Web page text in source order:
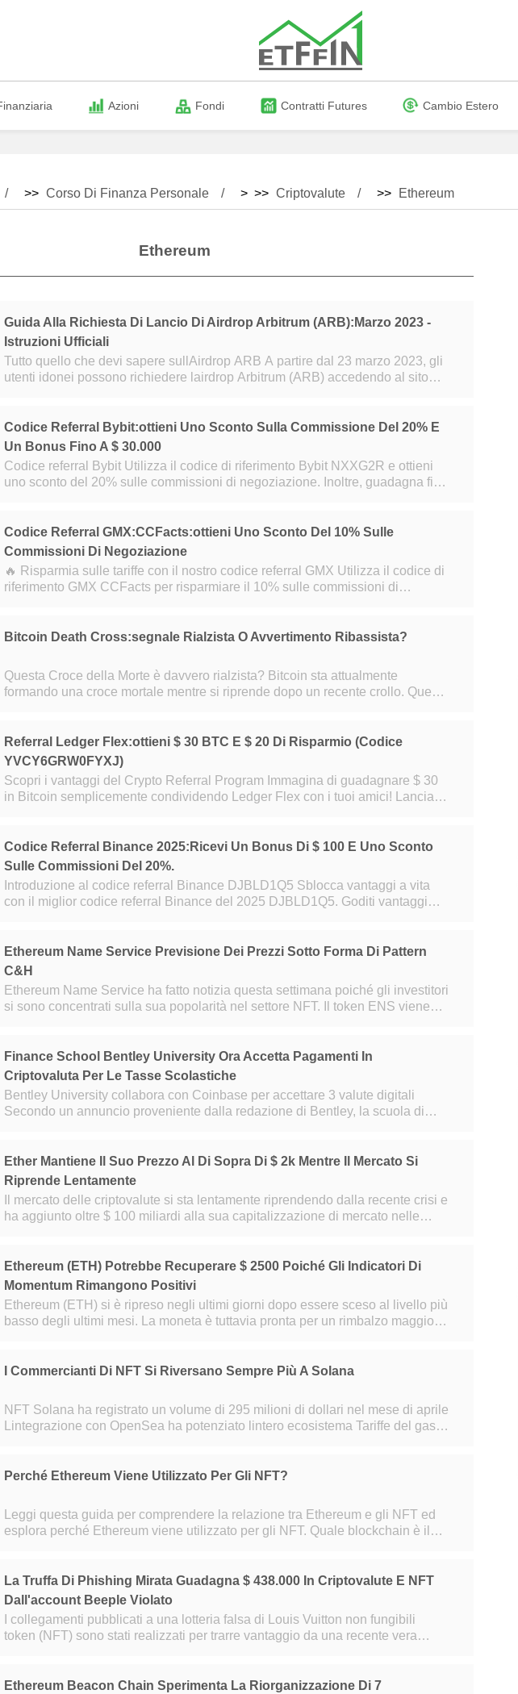
Azioni Fondi Contratti Futures Cambio Estero
>> Corso Di Finanza Personale > >> Criptovalute >> Ethereum
Ethereum
Guida Alla Richiesta Di Lancio Di Airdrop Arbitrum (ARB):marzo 2023 -
Istruzioni Ufficiali
Tutto quello che devi sapere sullAirdrop ARB A partire dal 23 marzo 2023, gli
utenti idonei possono richiedere lairdrop Arbitrum (ARB) accedendo al sito
Codice Referral Bybit:ottieni Uno Sconto Sulla Commissione Del 20% E
Un Bonus Fino A $ 30.000
Codice referral Bybit Utilizza il codice di riferimento Bybit NXXG2R e ottieni
uno sconto del 20% sulle commissioni di negoziazione. Inoltre, guadagna fino
Codice Referral GMX:CCFacts:ottieni Uno Sconto Del 10% Sulle
Commissioni Di Negoziazione
🔥 Risparmia sulle tariffe con il nostro codice referral GMX Utilizza il codice di
riferimento GMX CCFacts per risparmiare il 10% sulle commissioni di
Bitcoin Death Cross:segnale Rialzista O Avvertimento Ribassista?
Questa Croce della Morte è davvero rialzista? Bitcoin sta attualmente
formando una croce mortale mentre si riprende dopo un recente crollo. Questa
Referral Ledger Flex:ottieni $ 30 BTC E $ 20 Di Risparmio (codice
YVCY6GRW0FYXJ)
Scopri i vantaggi del Crypto Referral Program Immagina di guadagnare $ 30
in Bitcoin semplicemente condividendo Ledger Flex con i tuoi amici! Lanciato
Codice Referral Binance 2025:ricevi Un Bonus Di $ 100 E Uno Sconto
Sulle Commissioni Del 20%.
Introduzione al codice referral Binance DJBLD1Q5 Sblocca vantaggi a vita
con il miglior codice referral Binance del 2025 DJBLD1Q5. Goditi vantaggi
Ethereum Name Service Previsione Dei Prezzi Sotto Forma Di Pattern
C&H
Ethereum Name Service ha fatto notizia questa settimana poiché gli investitori
si sono concentrati sulla sua popolarità nel settore NFT. Il token ENS viene
Finance School Bentley University Ora Accetta Pagamenti In
Criptovaluta Per Le Tasse Scolastiche
Bentley University collabora con Coinbase per accettare 3 valute digitali
Secondo un annuncio proveniente dalla redazione di Bentley, la scuola di
Ether Mantiene Il Suo Prezzo Al Di Sopra Di $ 2k Mentre Il Mercato Si
Riprende Lentamente
Il mercato delle criptovalute si sta lentamente riprendendo dalla recente crisi e
ha aggiunto oltre $ 100 miliardi alla sua capitalizzazione di mercato nelle
Ethereum (ETH) Potrebbe Recuperare $ 2500 Poiché Gli Indicatori Di
Momentum Rimangono Positivi
Ethereum (ETH) si è ripreso negli ultimi giorni dopo essere sceso al livello più
basso degli ultimi mesi. La moneta è tuttavia pronta per un rimbalzo maggiore
I Commercianti Di NFT Si Riversano Sempre Più A Solana
NFT Solana ha registrato un volume di 295 milioni di dollari nel mese di aprile
Lintegrazione con OpenSea ha potenziato lintero ecosistema Tariffe del gas
Perché Ethereum Viene Utilizzato Per Gli NFT?
Leggi questa guida per comprendere la relazione tra Ethereum e gli NFT ed
esplora perché Ethereum viene utilizzato per gli NFT. Quale blockchain è il
La Truffa Di Phishing Mirata Guadagna $ 438.000 In Criptovalute E NFT
Dall'account Beeple Violato
I collegamenti pubblicati a una lotteria falsa di Louis Vuitton non fungibili
token (NFT) sono stati realizzati per trarre vantaggio da una recente vera
Ethereum Beacon Chain Sperimenta La Riorganizzazione Di 7